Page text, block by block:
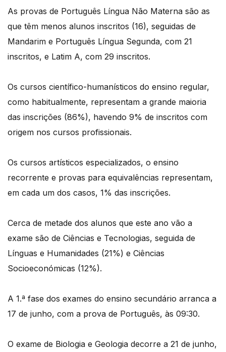
As provas de Português Língua Não Materna são as
que têm menos alunos inscritos (16), seguidas de
Mandarim e Português Língua Segunda, com 21
inscritos, e Latim A, com 29 inscritos.
Os cursos científico-humanísticos do ensino regular,
como habitualmente, representam a grande maioria
das inscrições (86%), havendo 9% de inscritos com
origem nos cursos profissionais.
Os cursos artísticos especializados, o ensino
recorrente e provas para equivalências representam,
em cada um dos casos, 1% das inscrições.
Cerca de metade dos alunos que este ano vão a
exame são de Ciências e Tecnologias, seguida de
Línguas e Humanidades (21%) e Ciências
Socioeconómicas (12%).
A 1.ª fase dos exames do ensino secundário arranca a
17 de junho, com a prova de Português, às 09:30.
O exame de Biologia e Geologia decorre a 21 de junho,